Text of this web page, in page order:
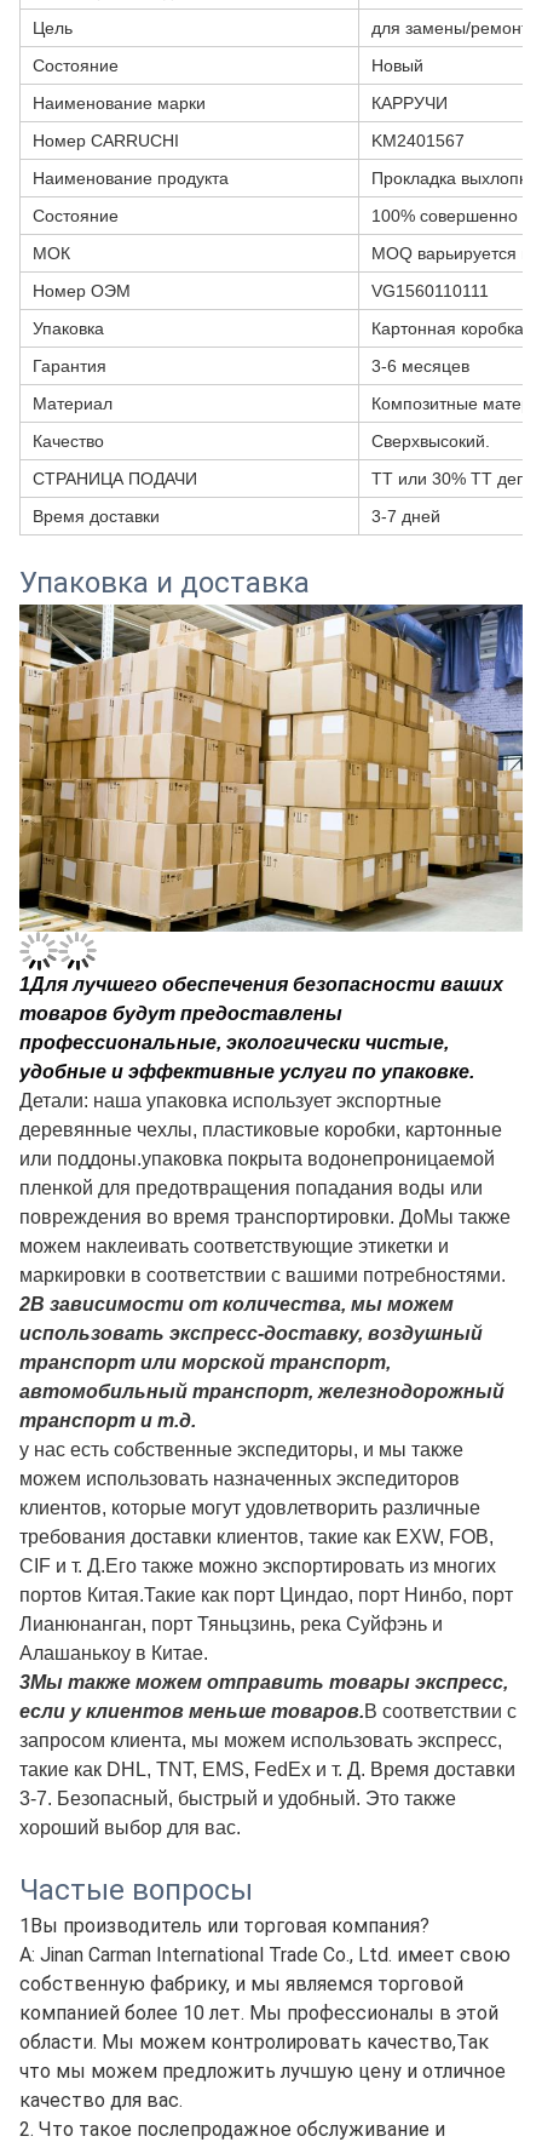
Цель
для замены/ремонта
Состояние
Новый
Наименование марки
КАРРУЧИ
Номер CARRUCHI
KM2401567
Наименование продукта
Прокладка
Состояние
100% совершенно
МОК
MOQ варьируется в
Номер ОЭМ
VG1560110111
Упаковка
Картонная коробка
Гарантия
3-6 месяцев
Материал
Композитные
Качество
Сверхвысокий.
СТРАНИЦА ПОДАЧИ
TT или 30% TT
Время доставки
3-7 дней
Упаковка и доставка
1Для лучшего обеспечения безопасности ваших
товаров будут предоставлены
профессиональные, экологически чистые,
удобные и эффективные услуги по упаковке.
Детали: наша упаковка использует экспортные
деревянные чехлы, пластиковые коробки, картонные
или поддоны.упаковка покрыта водонепроницаемой
пленкой для предотвращения попадания воды или
повреждения во время транспортировки. ДоМы также
можем наклеивать соответствующие этикетки и
маркировки в соответствии с вашими потребностями.
2В зависимости от количества, мы можем
использовать экспресс-доставку, воздушный
транспорт или морской транспорт,
автомобильный транспорт, железнодорожный
транспорт и т.д.
у нас есть собственные экспедиторы, и мы также
можем использовать назначенных экспедиторов
клиентов, которые могут удовлетворить различные
требования доставки клиентов, такие как EXW, FOB,
CIF и т. Д.Его также можно экспортировать из многих
портов Китая.Такие как порт Циндао, порт Нинбо, порт
Лианюнанган, порт Тяньцзинь, река Суйфэнь и
Алашанькоу в Китае.
3Мы также можем отправить товары экспресс,
если у клиентов меньше товаров.В соответствии с
запросом клиента, мы можем использовать экспресс,
такие как DHL, TNT, EMS, FedEx и т. Д. Время доставки
3-7. Безопасный, быстрый и удобный. Это также
хороший выбор для вас.
Частые вопросы
1Вы производитель или торговая компания?
A: Jinan Carman International Trade Co., Ltd. имеет свою
собственную фабрику, и мы являемся торговой
компанией более 10 лет. Мы профессионалы в этой
области. Мы можем контролировать качество,Так
что мы можем предложить лучшую цену и отличное
качество для вас.
2. Что такое послепродажное обслуживание и